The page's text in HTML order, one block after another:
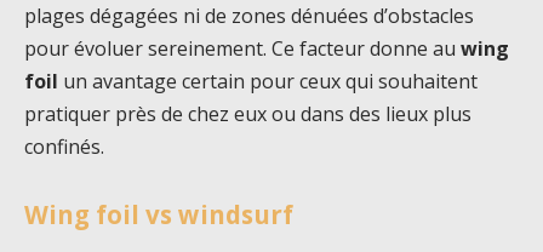
plages dégagées ni de zones dénuées d’obstacles
pour évoluer sereinement. Ce facteur donne au wing
foil un avantage certain pour ceux qui souhaitent
pratiquer près de chez eux ou dans des lieux plus
confinés.
Wing foil vs windsurf